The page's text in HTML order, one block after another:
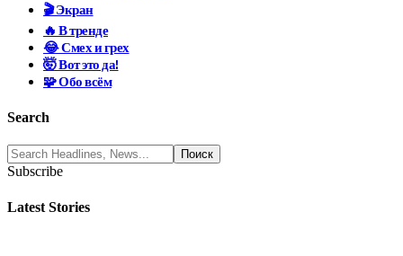
🎬 Экран
🔥 В тренде
😂 Смех и грех
🤯 Вот это да!
🧩 Обо всём
Search
Subscribe
Latest Stories